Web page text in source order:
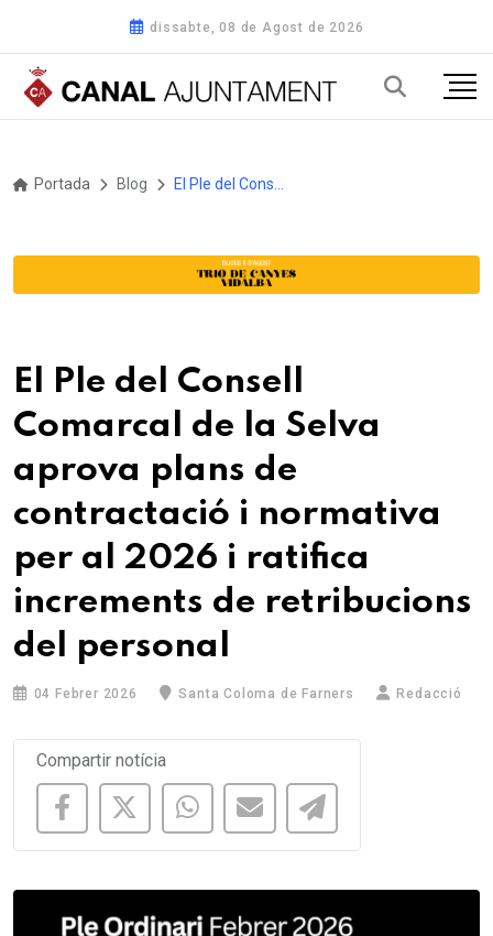
dissabte, 08 de Agost de 2026
Portada Blog
El Ple del Consell
Comarcal de la Selva
aprova plans de
contractació i normativa
per al 2026 i ratifica
increments de retribucions
del personal
04 Febrer 2026 Santa Coloma de Farners Redacció
Compartir notícia